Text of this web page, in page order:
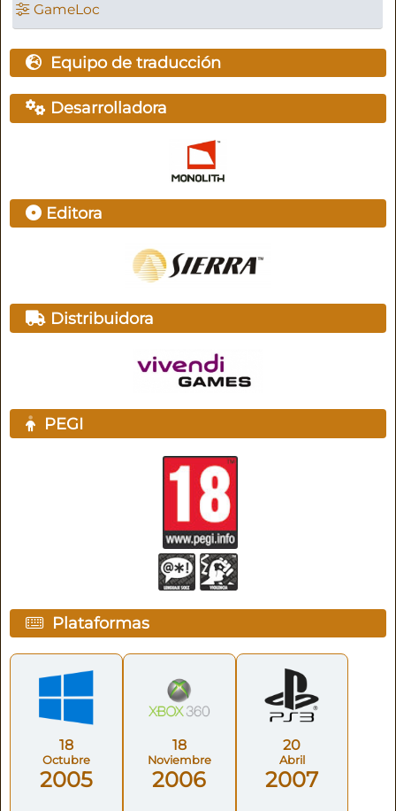
GameLoc
Equipo de traducción
Desarrolladora
Editora
Distribuidora
PEGI
Plataformas
18
Octubre
2005
18
Noviembre
2006
20
Abril
2007